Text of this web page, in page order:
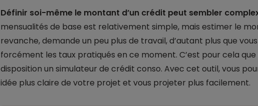
Définir soi-même le montant d’un crédit peut sembler
mensualités de base est relativement simple, mais estimer le
revanche, demande un peu plus de travail, d’autant plus que
forcément les taux pratiqués en ce moment. C’est pour cela
disposition un simulateur de crédit conso. Avec cet outil, vous
idée plus claire de votre projet et vous projeter plus facilement.